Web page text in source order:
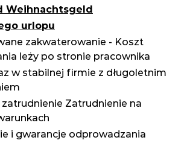
Weihnachtsgeld
urlopu
zakwaterowanie - Koszt
leży po stronie pracownika
w stabilnej firmie z długoletnim
zatrudnienie Zatrudnienie na
i gwarancje odprowadzania